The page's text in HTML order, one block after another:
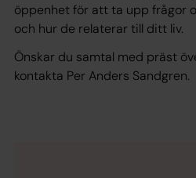
öppenhet för att ta upp frågor
och hur de relaterar till ditt liv.
Önskar du samtal med präst
kontakta Per Anders Sandgren.